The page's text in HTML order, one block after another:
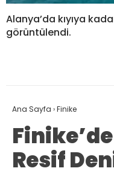
Alanya’da kıyıya
görüntülendi.
Ana Sayfa ›Finike
Resif